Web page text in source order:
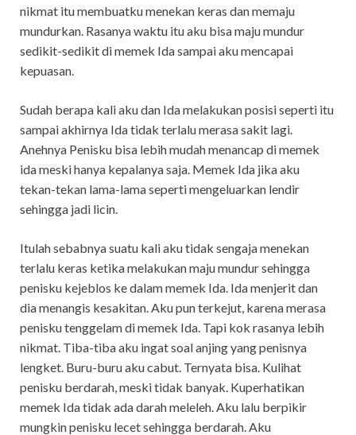
nikmat itu membuatku menekan keras dan memaju
mundurkan. Rasanya waktu itu aku bisa maju mundur
sedikit-sedikit di memek Ida sampai aku mencapai
kepuasan.
Sudah berapa kali aku dan Ida melakukan posisi seperti itu
sampai akhirnya Ida tidak terlalu merasa sakit lagi.
Anehnya Penisku bisa lebih mudah menancap di memek
ida meski hanya kepalanya saja. Memek Ida jika aku
tekan-tekan lama-lama seperti mengeluarkan lendir
sehingga jadi licin.
Itulah sebabnya suatu kali aku tidak sengaja menekan
terlalu keras ketika melakukan maju mundur sehingga
penisku kejeblos ke dalam memek Ida. Ida menjerit dan
dia menangis kesakitan. Aku pun terkejut, karena merasa
penisku tenggelam di memek Ida. Tapi kok rasanya lebih
nikmat. Tiba-tiba aku ingat soal anjing yang penisnya
lengket. Buru-buru aku cabut. Ternyata bisa. Kulihat
penisku berdarah, meski tidak banyak. Kuperhatikan
memek Ida tidak ada darah meleleh. Aku lalu berpikir
mungkin penisku lecet sehingga berdarah. Aku